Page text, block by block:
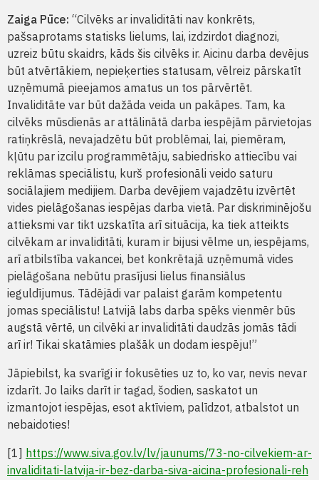
Zaiga Pūce: “Cilvēks ar invaliditāti nav konkrēts,
pašsaprotams statisks lielums, lai, izdzirdot diagnozi,
uzreiz būtu skaidrs, kāds šis cilvēks ir. Aicinu darba devējus
būt atvērtākiem, nepieķerties statusam, vēlreiz pārskatīt
uzņēmumā pieejamos amatus un tos pārvērtēt.
Invaliditāte var būt dažāda veida un pakāpes. Tam, ka
cilvēks mūsdienās ar attālinātā darba iespējām pārvietojas
ratiņkrēslā, nevajadzētu būt problēmai, lai, piemēram,
kļūtu par izcilu programmētāju, sabiedrisko attiecību vai
reklāmas speciālistu, kurš profesionāli veido saturu
sociālajiem medijiem. Darba devējiem vajadzētu izvērtēt
vides pielāgošanas iespējas darba vietā. Par diskriminējošu
attieksmi var tikt uzskatīta arī situācija, ka tiek atteikts
cilvēkam ar invaliditāti, kuram ir bijusi vēlme un, iespējams,
arī atbilstība vakancei, bet konkrētajā uzņēmumā vides
pielāgošana nebūtu prasījusi lielus finansiālus
ieguldījumus. Tādējādi var palaist garām kompetentu
jomas speciālistu! Latvijā labs darba spēks vienmēr būs
augstā vērtē, un cilvēki ar invaliditāti daudzās jomās tādi
arī ir! Tikai skatāmies plašāk un dodam iespēju!”
Jāpiebilst, ka svarīgi ir fokusēties uz to, ko var, nevis nevar
izdarīt. Jo laiks darīt ir tagad, šodien, saskatot un
izmantojot iespējas, esot aktīviem, palīdzot, atbalstot un
nebaidoties!
[1] https://www.siva.gov.lv/lv/jaunums/73-no-cilvekiem-ar-
invaliditati-latvija-ir-bez-darba-siva-aicina-profesionali-reh